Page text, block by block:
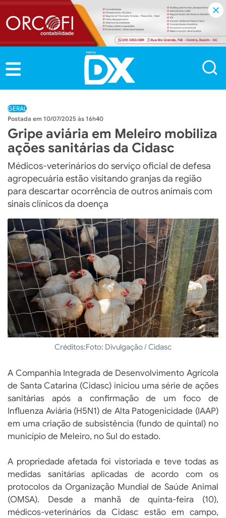
GERAL
10/07/2025 às 16h40
Gripe aviária em Meleiro mobiliza
ações sanitárias da Cidasc
Médicos-veterinários do serviço oficial de defesa
agropecuária estão visitando granjas da região
para descartar ocorrência de outros animais com
sinais clínicos da doença
Créditos:Foto: Divulgação / Cidasc
A Companhia Integrada de Desenvolvimento Agrícola
de Santa Catarina (Cidasc) iniciou uma série de ações
sanitárias após a confirmação de um foco de
Influenza Aviária (H5N1) de Alta Patogenicidade (IAAP)
em uma criação de subsistência (fundo de quintal) no
município de Meleiro, no Sul do estado.
A propriedade afetada foi vistoriada e teve todas as
medidas sanitárias aplicadas de acordo com os
protocolos da Organização Mundial de Saúde Animal
(OMSA). Desde a manhã de quinta-feira (10),
médicos-veterinários da Cidasc estão em campo,